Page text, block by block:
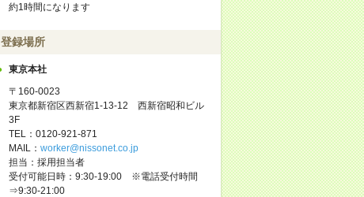
約1時間になります
登録場所
東京本社
〒160-0023
東京都新宿区西新宿1-13-12 西新宿昭和ビル
3F
TEL：0120-921-871
MAIL： worker@nissonet.co.jp
担当：採用担当者
受付可能日時：9:30-19:00 ※電話受付時間
⇒9:30-21:00